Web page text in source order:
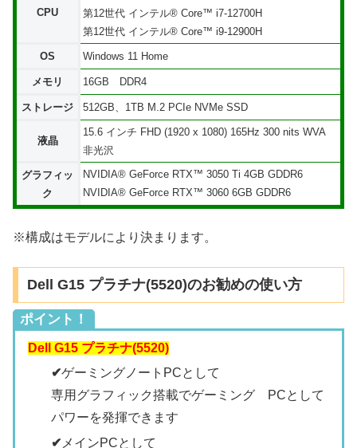
CPU
第12世代 インテル® Core™ i7-12700H
第12世代 インテル® Core™ i9-12900H
OS Windows 11 Home
メモリ 16GB DDR4
ストレージ 512GB、1TB M.2 PCIe NVMe SSD
液晶
15.6 インチ FHD (1920 x 1080) 165Hz 300 nits WVA
非光沢
グラフィッ
ク
NVIDIA® GeForce RTX™ 3050 Ti 4GB GDDR6
NVIDIA® GeForce RTX™ 3060 6GB GDDR6
※構成はモデルにより決まります。
Dell G15 プラチナ(5520)のお勧めの使い方
ポイント！
Dell G15 プラチナ(5520)
✔ゲーミングノートPCとして
専用グラフィック搭載でゲーミング PCとして
パワーを発揮できます
✔ メインPCとして